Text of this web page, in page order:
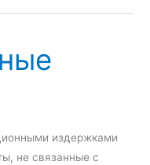
издержками
не связанные с